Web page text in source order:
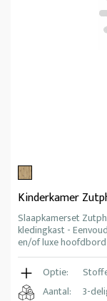
Kinderkamer
Slaapkamerset
kledingkast -
en/of luxe
Optie:
Aantal:
3-